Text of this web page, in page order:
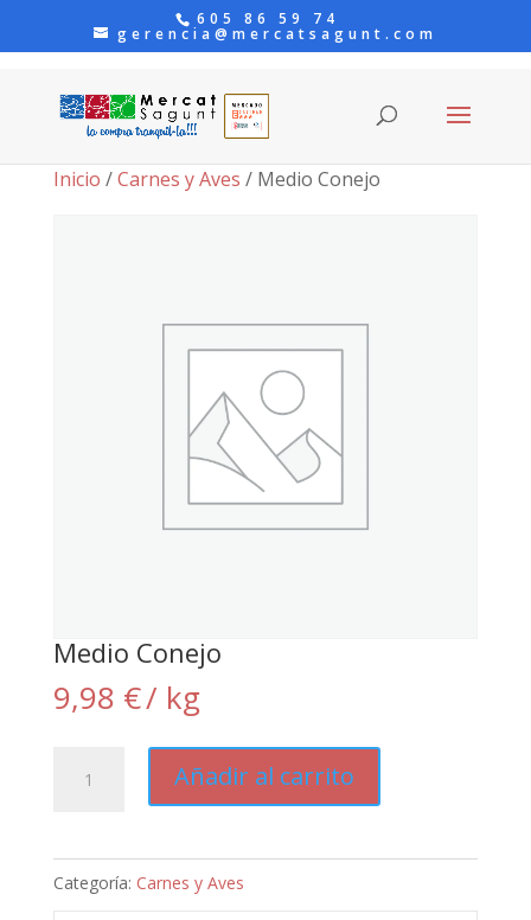
605 86 59 74
gerencia@mercatsagunt.com
Inicio /Carnes y Aves / Medio Conejo
Medio Conejo
9,98 €/ kg
Conejo
Añadir al carrito
Categoría: Carnes y Aves